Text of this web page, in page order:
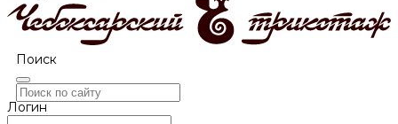
Поиск
Логин